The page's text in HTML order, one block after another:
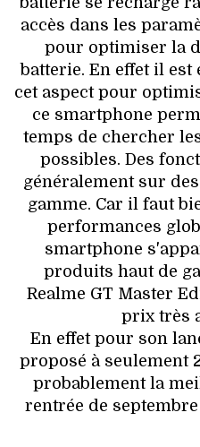
accès dans les
pour optimiser la
batterie. En effet il
cet aspect pour
ce smartphone
temps de chercher
possibles. Des
généralement sur
gamme. Car il faut
performances
smartphone
produits haut de
Realme GT Master
prix très
En effet pour son
proposé à seulement
probablement la
rentrée de septembre